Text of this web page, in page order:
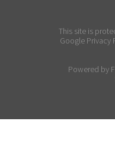
This site is
Google Privacy
Powered by